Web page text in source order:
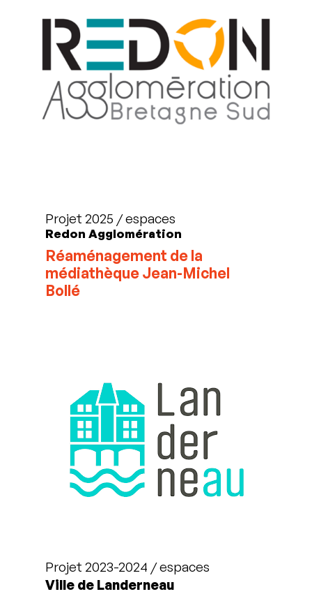
Projet 2025 / espaces
Redon Agglomération
Réaménagement de la
médiathèque Jean-Michel
Bollé
Projet 2023-2024 / espaces
Ville de Landerneau